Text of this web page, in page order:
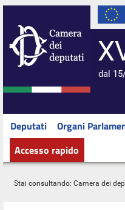
dal
Deputati Organi
Accesso rapido
Stai consultando: Camera dei